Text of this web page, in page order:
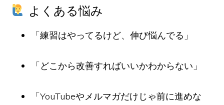
よくある悩み
「練習はやってるけど、伸び悩んでる」
「どこから改善すればいいかわからない」
「YouTubeやメルマガだけじゃ前に進めな